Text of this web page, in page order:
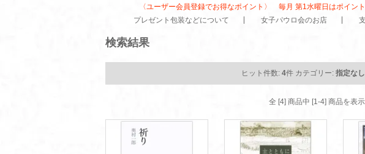
〈ユーザー会員登録でお得なポイント〉 毎月 第1水曜日はポイ
プレゼント包装などについて
女子パウロ会のお店
検索結果
ヒット件数: 4件 カテゴリー: 指定なし
全 [4] 商品中 [1-4] 商品を表